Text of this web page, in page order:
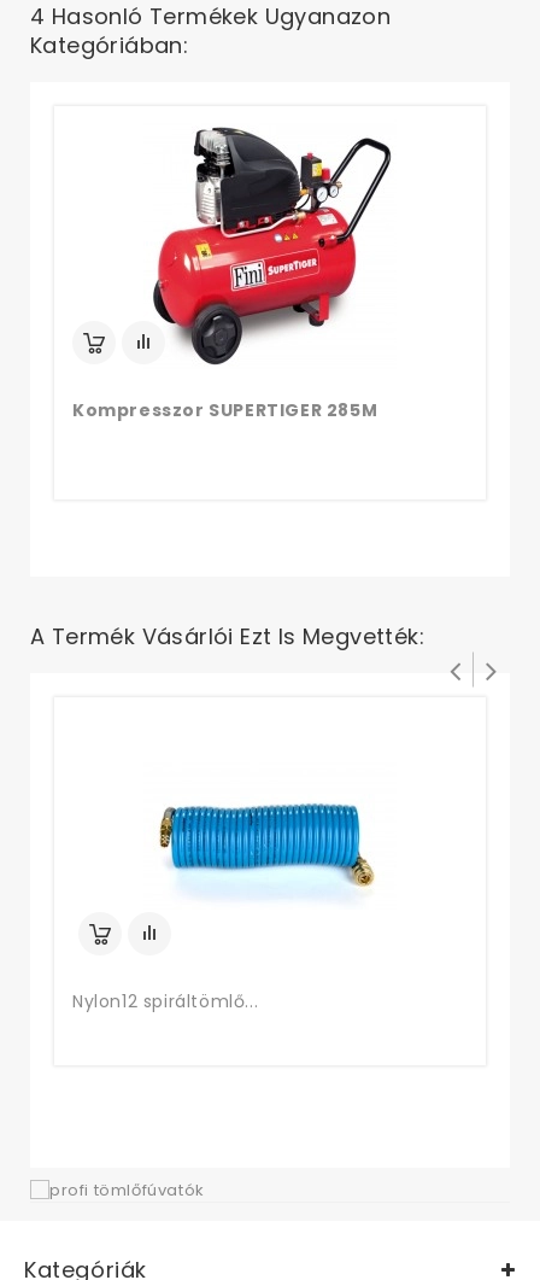
4 Hasonló Termékek Ugyanazon
Kategóriában:
Kompresszor SUPERTIGER 285M
A Termék Vásárlói Ezt Is Megvették:
Nylon12 spiráltömlő...
Kategóriák